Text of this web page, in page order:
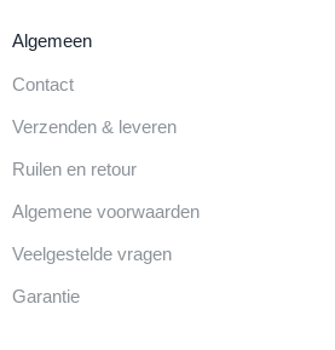
Algemeen
Contact
Verzenden & leveren
Ruilen en retour
Algemene voorwaarden
Veelgestelde vragen
Garantie